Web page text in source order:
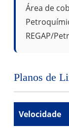
Área de
REGAP/
Planos de
Velocidade